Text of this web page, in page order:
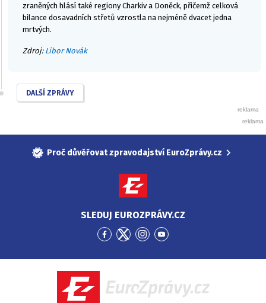
zraněných hlásí také regiony Charkiv a Doněck, přičemž celková
bilance dosavadních střetů vzrostla na nejméně dvacet jedna
mrtvých.
Zdroj: Libor Novák
DALŠÍ ZPRÁVY
Proč důvěřovat zpravodajství EuroZprávy.cz
SLEDUJ EUROZPRÁVY.CZ
Přejít
Facebook
Přejít
Twitter
Přejít
Instagram
Přejít
YouTube
EuroZprávy.cz